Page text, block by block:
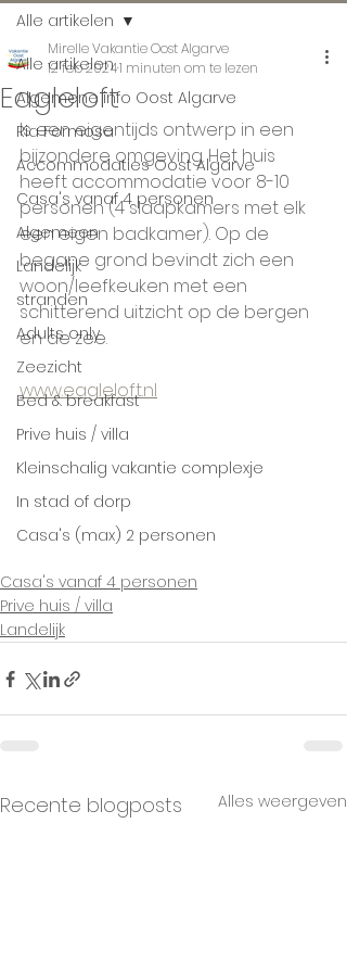
Alle artikelen
Algemene info Oost Algarve
Ria Formosa
Accommodaties Oost Algarve
Casa's vanaf 4 personen
Algemeen
Landelijk
stranden
Adults only
Zeezicht
Bed & breakfast
Prive huis / villa
Kleinschalig vakantie complexje
In stad of dorp
Casa's (max) 2 personen
Alle artikelen
Eagleloft
Mirelle Vakantie Oost Algarve
12 feb 20241 minuten om te lezen
Is een eigentijds ontwerp in een
bijzondere omgeving. Het huis
heeft accommodatie voor 8-10
personen (4 slaapkamers met elk
een eigen badkamer). Op de
begane grond bevindt zich een
woon/leefkeuken met een
schitterend uitzicht op de bergen
en de zee.
www.eagleloft.nl
Casa's vanaf 4 personen
Prive huis / villa
Landelijk
Recente blogposts Alles weergeven